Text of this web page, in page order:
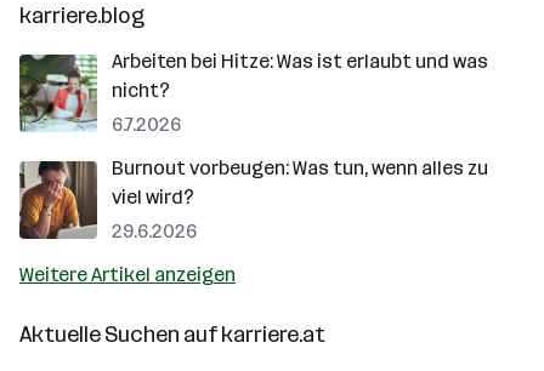
karriere.blog
Arbeiten bei Hitze: Was ist erlaubt und was
nicht?
6.7.2026
Burnout vorbeugen: Was tun, wenn alles zu
viel wird?
29.6.2026
Weitere Artikel anzeigen
Aktuelle Suchen aufkarriere.at